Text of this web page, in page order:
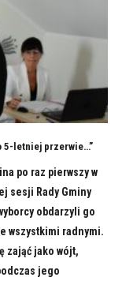
5-letniej przerwie…”
po raz pierwszy w
sesji Rady Gminy
obdarzyli go
wszystkimi radnymi.
zająć jako wójt,
jego